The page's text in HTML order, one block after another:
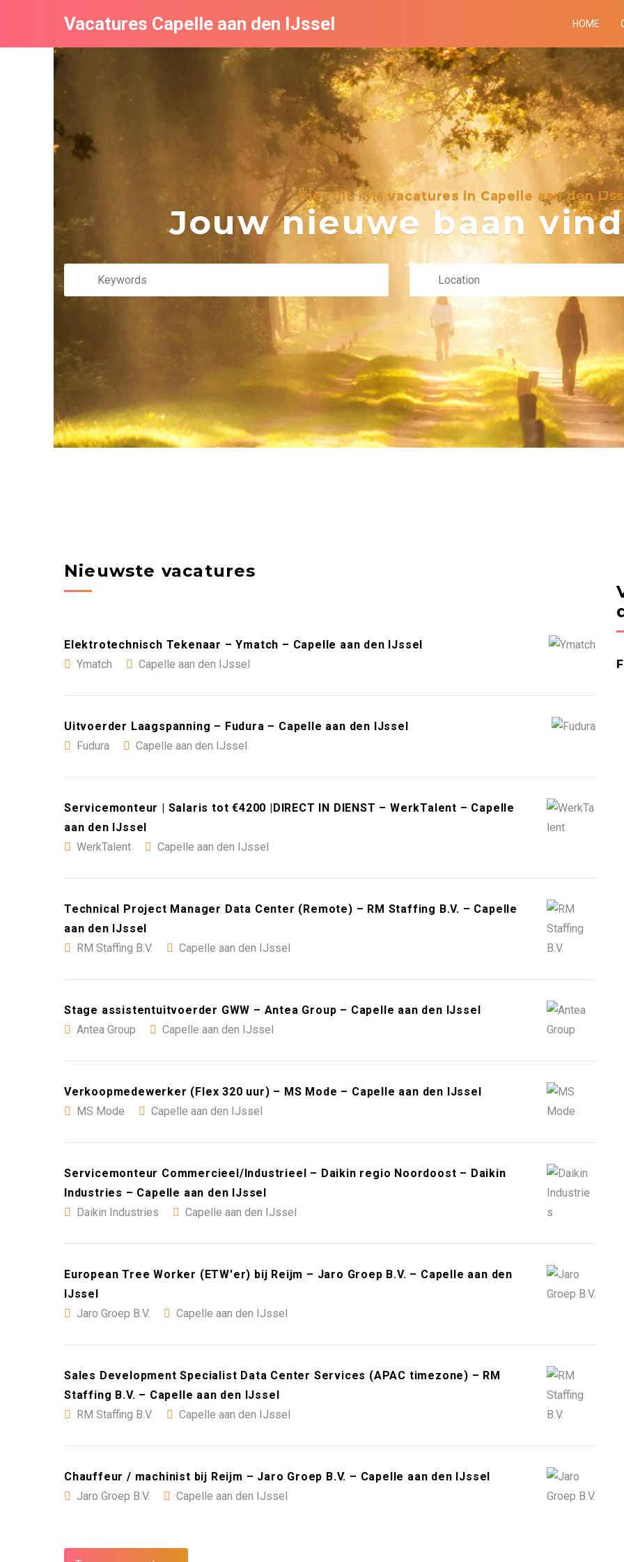
Vacatures Capelle aan den IJssel HOME
Kies uit1316 vacatures in Capelle aan den
Jouw nieuwe baan
Nieuwste vacatures
Elektrotechnisch Tekenaar – Ymatch – Capelle aan den IJssel
Ymatch
Capelle aan den IJssel
Uitvoerder Laagspanning – Fudura – Capelle aan den IJssel
Fudura
Capelle aan den IJssel
Servicemonteur | Salaris tot €4200 |DIRECT IN DIENST – WerkTalent – Capelle
aan den IJssel
WerkTalent
Capelle aan den IJssel
Technical Project Manager Data Center (Remote) – RM Staffing B.V. – Capelle
aan den IJssel
RM Staffing B.V.
Capelle aan den IJssel
Stage assistentuitvoerder GWW – Antea Group – Capelle aan den IJssel
Antea Group
Capelle aan den IJssel
Verkoopmedewerker (Flex 320 uur) – MS Mode – Capelle aan den IJssel
MS Mode
Capelle aan den IJssel
Servicemonteur Commercieel/Industrieel – Daikin regio Noordoost – Daikin
Industries – Capelle aan den IJssel
Daikin Industries
Capelle aan den IJssel
European Tree Worker (ETW'er) bij Reijm – Jaro Groep B.V. – Capelle aan den
IJssel
Jaro Groep B.V.
Capelle aan den IJssel
Sales Development Specialist Data Center Services (APAC timezone) – RM
Staffing B.V. – Capelle aan den IJssel
RM Staffing B.V.
Capelle aan den IJssel
Chauffeur / machinist bij Reijm – Jaro Groep B.V. – Capelle aan den IJssel
Jaro Groep B.V.
Capelle aan den IJssel